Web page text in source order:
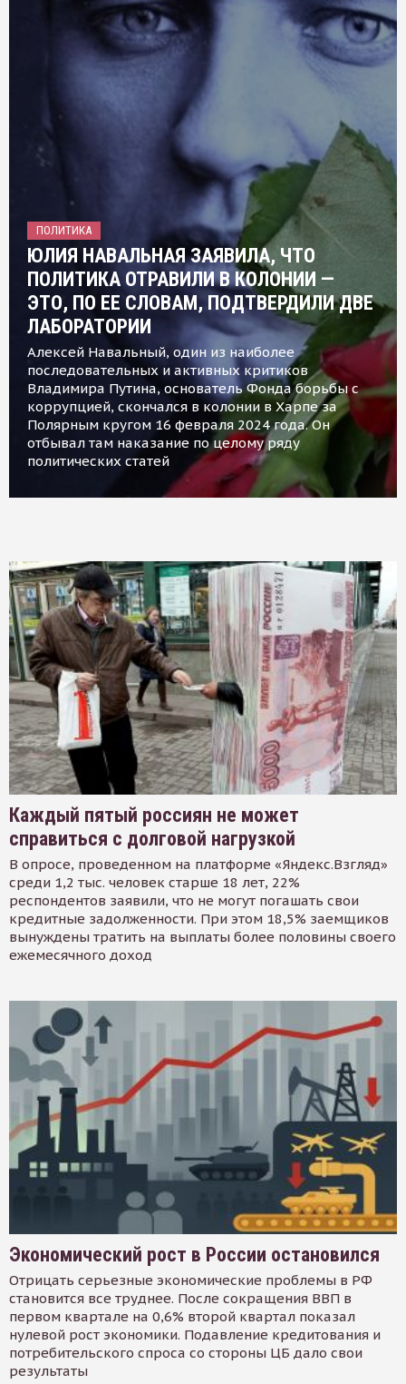
ПОЛИТИКА
ЮЛИЯ НАВАЛЬНАЯ ЗАЯВИЛА, ЧТО
ПОЛИТИКА ОТРАВИЛИ В КОЛОНИИ —
ЭТО, ПО ЕЕ СЛОВАМ, ПОДТВЕРДИЛИ ДВЕ
ЛАБОРАТОРИИ
Алексей Навальный, один из наиболее
последовательных и активных критиков
Владимира Путина, основатель Фонда борьбы с
коррупцией, скончался в колонии в Харпе за
Полярным кругом 16 февраля 2024 года. Он
отбывал там наказание по целому ряду
политических статей
Каждый пятый россиян не может
справиться с долговой нагрузкой
В опросе, проведенном на платформе «Яндекс.Взгляд»
среди 1,2 тыс. человек старше 18 лет, 22%
респондентов заявили, что не могут погашать свои
кредитные задолженности. При этом 18,5% заемщиков
вынуждены тратить на выплаты более половины своего
ежемесячного доход
Экономический рост в России остановился
Отрицать серьезные экономические проблемы в РФ
становится все труднее. После сокращения ВВП в
первом квартале на 0,6% второй квартал показал
нулевой рост экономики. Подавление кредитования и
потребительского спроса со стороны ЦБ дало свои
результаты